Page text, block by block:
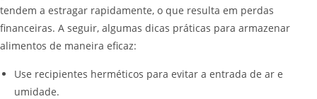
tendem a estragar rapidamente, o que resulta em perdas
financeiras. A seguir, algumas dicas práticas para armazenar
alimentos de maneira eficaz:
Use recipientes herméticos para evitar a entrada de ar e
umidade.